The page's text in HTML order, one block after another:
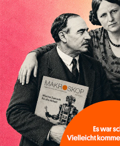
makroökonomischer Regime
Aufmerksamkeit graduell von
Wirtschaftspolitik im Euro zum